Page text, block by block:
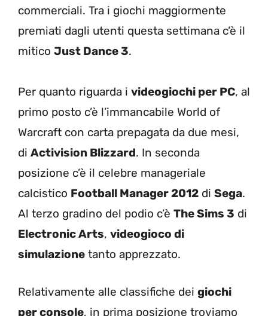
commerciali. Tra i giochi maggiormente
premiati dagli utenti questa settimana c’è il
mitico Just Dance 3.
Per quanto riguarda i videogiochi per PC, al
primo posto c’è l’immancabile World of
Warcraft con carta prepagata da due mesi,
di Activision Blizzard. In seconda
posizione c’è il celebre manageriale
calcistico Football Manager 2012 di Sega.
Al terzo gradino del podio c’è The Sims 3 di
Electronic Arts, videogioco di
simulazione tanto apprezzato.
Relativamente alle classifiche dei giochi
per console, in prima posizione troviamo